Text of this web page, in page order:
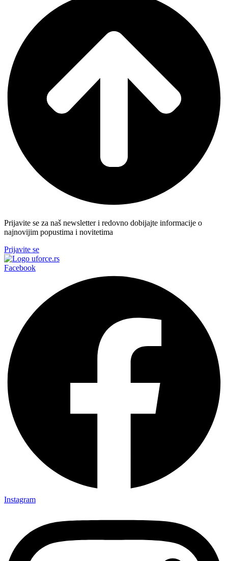
Prijavite se za naš newsletter i redovno dobijajte informacije o
najnovijim popustima i novitetima
Prijavite se
Facebook
Instagram